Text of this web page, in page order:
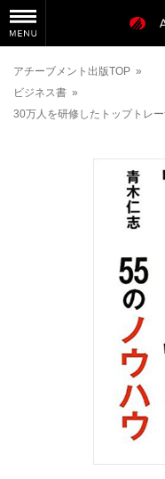
アチーブメント出版TOP »
ビジネス書 »
30万人を研修したトップトレ